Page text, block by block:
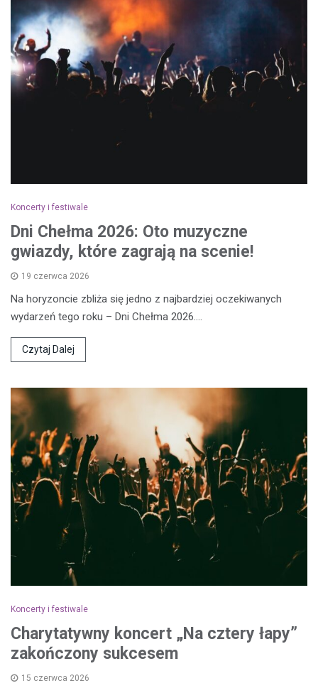
Koncerty i festiwale
Dni Chełma 2026: Oto muzyczne
gwiazdy, które zagrają na scenie!
19 czerwca 2026
Na horyzoncie zbliża się jedno z najbardziej oczekiwanych
wydarzeń tego roku – Dni Chełma 2026.…
Czytaj Dalej
Koncerty i festiwale
Charytatywny koncert „Na cztery łapy”
zakończony sukcesem
15 czerwca 2026